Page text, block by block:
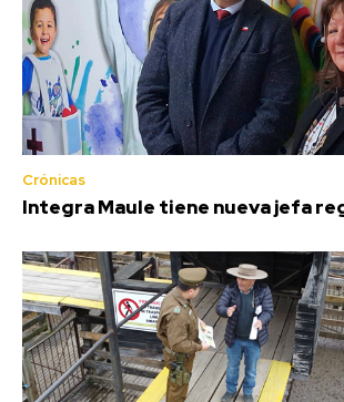
Crónicas
Integra Maule tiene nueva jefa